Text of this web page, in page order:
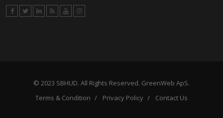
© 2023 SBHUD. All Rights Reserved. GreenWeb ApS.
Terms & Condition
Privacy Policy Contact Us